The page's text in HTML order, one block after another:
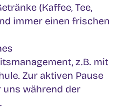
(Kaffee, Tee,
immer einen frischen
z.B. mit
Zur aktiven Pause
während der